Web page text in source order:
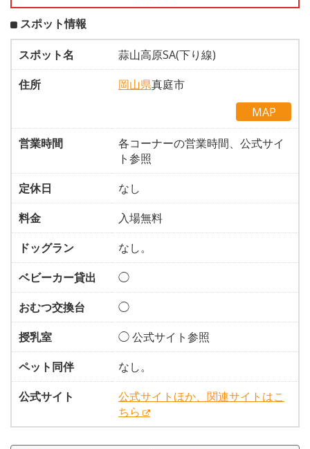
スポット情報
スポット名
蒜山高原SA(下り線)
住所
岡山県真庭市
MAP
営業時間
各コーナーの営業時間、公式サイ
ト参照
定休日
なし
料金
入場無料
ドッグラン
なし。
ベビーカー貸出
◯
おむつ交換台
◯
授乳室
◯ 公式サイト参照
ペット同伴
なし。
公式サイト
公式サイトほか、関連サイトはこ
ちら